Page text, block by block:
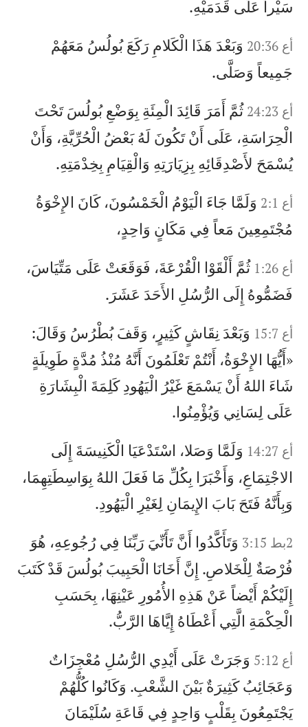
سَيْراً عَلَى قَدَمَيْهِ.
أع 20:36
وَبَعْدَ هَذَا الْكَلامِ رَكَعَ بُولُسُ مَعَهُمْ
جَمِيعاً وَصَلَّى.
أع 24:23
ثُمَّ أَمَرَ قَائِدَ الْمِئَةِ بِوَضْعِ بُولُسَ تَحْتَ
الْحِرَاسَةِ، عَلَى أَنْ تَكُونَ لَهُ بَعْضُ الْحُرِّيَّةِ، وَأَنْ
يُسْمَحَ لأَصْدِقَائِهِ بِزِيَارَتِهِ وَالْقِيَامِ بِخِدْمَتِهِ.
أع 2:1
وَلَمَّا جَاءَ الْيَوْمُ الْخَمْسُونَ، كَانَ الإِخْوَةُ
مُجْتَمِعِينَ مَعاً فِي مَكَانٍ وَاحِدٍ،
أع 1:26
ثُمَّ أَلْقَوْا الْقُرْعَةَ، فَوَقَعَتْ عَلَى مَتِّيَاسَ،
فَضَمُّوهُ إِلَى الرُّسُلِ الأَحَدَ عَشَرَ.
أع 15:7
وَبَعْدَ نِقَاشٍ كَثِيرٍ، وَقَفَ بُطْرُسُ وَقَالَ:
«أَيُّهَا الإِخْوَةُ، أَنْتُمْ تَعْلَمُونَ أَنَّهُ مُنْذُ مُدَّةٍ طَوِيلَةٍ
شَاءَ اللهُ أَنْ يَسْمَعَ غَيْرُ الْيَهُودِ كَلِمَةَ الْبِشَارَةِ
عَلَى لِسَانِي وَيُؤْمِنُوا.
أع 14:27
وَلَمَّا وَصَلا، اسْتَدْعَيَا الْكَنِيسَةَ إِلَى
الاجْتِمَاعِ، وَأَخْبَرَا بِكُلِّ مَا فَعَلَ اللهُ بِوَاسِطَتِهِمَا،
وَبِأَنَّهُ فَتَحَ بَابَ الإِيمَانِ لِغَيْرِ الْيَهُودِ.
2بط 3:15
وَتَأَكَّدُوا أَنَّ تَأَنِّيَ رَبِّنَا فِي رُجُوعِهِ، هُوَ
فُرْصَةٌ لِلْخَلاصِ. إِنَّ أَخَانَا الْحَبِيبَ بُولُسَ قَدْ كَتَبَ
إِلَيْكُمْ أَيْضاً عَنْ هَذِهِ الأُمُورِ عَيْنِهَا، بِحَسَبِ
الْحِكْمَةِ الَّتِي أَعْطَاهُ إِيَّاهَا الرَّبُّ.
أع 5:12
وَجَرَتْ عَلَى أَيْدِي الرُّسُلِ مُعْجِزَاتٌ
وَعَجَائِبُ كَثِيرَةٌ بَيْنَ الشَّعْبِ. وَكَانُوا كُلُّهُمْ
يَجْتَمِعُونَ بِقَلْبٍ وَاحِدٍ فِي قَاعَةِ سُلَيْمَانَ